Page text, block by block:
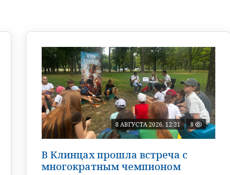
8 АВГУСТА 2026, 12:31 8
В Клинцах прошла встреча с
многократным чемпионом